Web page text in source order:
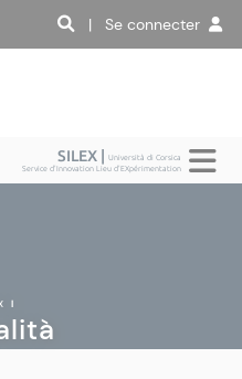
| Se connecter
SILEX |Università di Corsica
Service d'Innovation Lieu d'EXpérimentation
|